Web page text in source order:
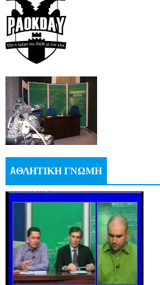
AΘΛΗΤΙΚΗ ΓΝΩΜΗ